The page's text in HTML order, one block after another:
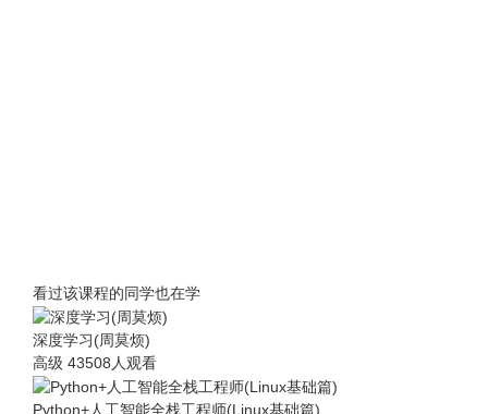
看过该课程的同学也在学
深度学习(周莫烦)
高级 43508人观看
Python+人工智能全栈工程师(Linux基础篇)